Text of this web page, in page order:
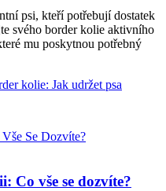
psi, kteří potřebují dostatek
svého border kolie aktivního
mu poskytnou potřebný
kolie: Jak udržet psa
Co vše se dozvíte?